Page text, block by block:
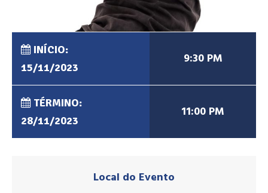
INÍCIO:
15/11/2023
9:30 PM
TÉRMINO:
28/11/2023
11:00 PM
Local do Evento